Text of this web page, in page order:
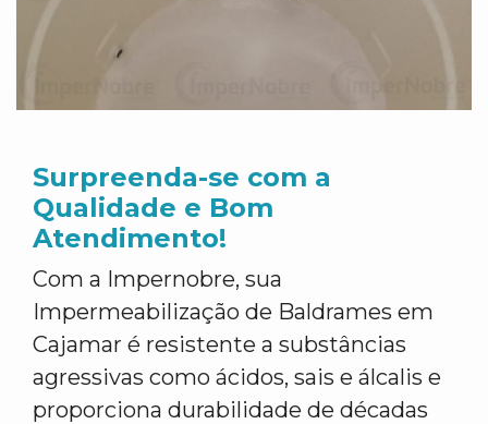
Surpreenda-se com a
Qualidade e Bom
Atendimento!
Com a Impernobre, sua
Impermeabilização de Baldrames em
Cajamar é resistente a substâncias
agressivas como ácidos, sais e álcalis e
proporciona durabilidade de décadas